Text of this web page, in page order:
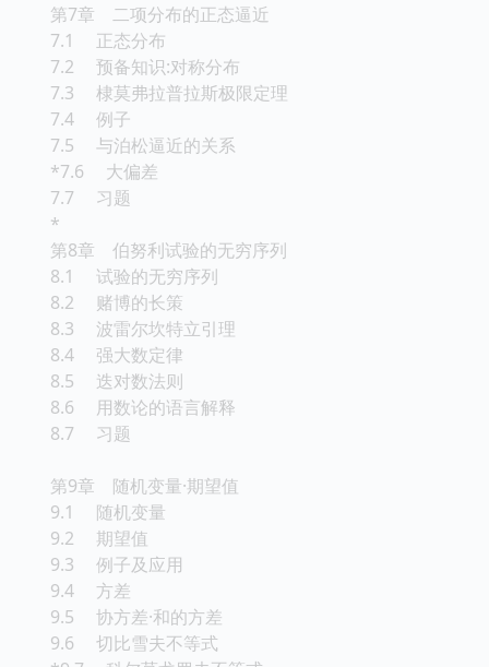
第7章 二项分布的正态逼近
7.1 正态分布
7.2 预备知识:对称分布
7.3 棣莫弗拉普拉斯极限定理
7.4 例子
7.5 与泊松逼近的关系
*7.6 大偏差
7.7 习题
*
第8章 伯努利试验的无穷序列
8.1 试验的无穷序列
8.2 赌博的长策
8.3 波雷尔坎特立引理
8.4 强大数定律
8.5 迭对数法则
8.6 用数论的语言解释
8.7 习题
第9章 随机变量·期望值
9.1 随机变量
9.2 期望值
9.3 例子及应用
9.4 方差
9.5 协方差·和的方差
9.6 切比雪夫不等式